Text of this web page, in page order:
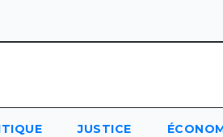
JUSTICE